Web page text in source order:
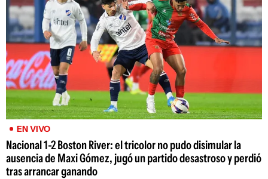
EN VIVO
Nacional 1-2 Boston River: el tricolor no pudo disimular la
ausencia de Maxi Gómez, jugó un partido desastroso y perdió
tras arrancar ganando